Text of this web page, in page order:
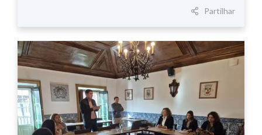
Partilhar